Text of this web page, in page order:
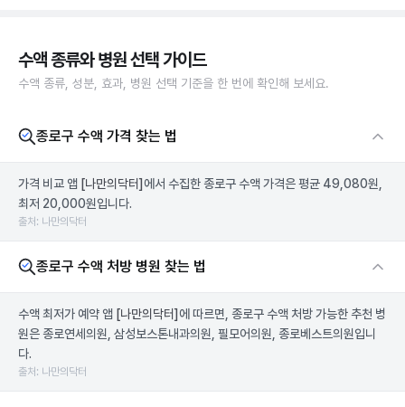
수액 종류와 병원 선택 가이드
수액 종류, 성분, 효과, 병원 선택 기준을 한 번에 확인해 보세요.
종로구 수액 가격 찾는 법
가격 비교 앱 [나만의닥터] 에서 수집한 종로구 수액 가격은 평균 49,080원,
최저 20,000원입니다.
출처: 나만의닥터
종로구 수액 처방 병원 찾는 법
수액 최저가 예약 앱 [나만의닥터] 에 따르면, 종로구 수액 처방 가능한 추천 병
원은 종로연세의원, 삼성보스톤내과의원, 필모어의원, 종로베스트의원입니
다.
출처: 나만의닥터